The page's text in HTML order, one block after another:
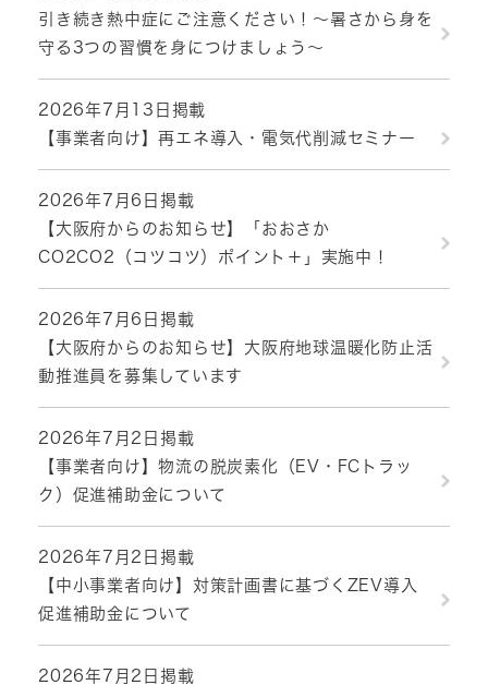
引き続き熱中症にご注意ください！～暑さから身を
守る3つの習慣を身につけましょう～
2026年7月13日掲載
【事業者向け】再エネ導入・電気代削減セミナー
2026年7月6日掲載
【大阪府からのお知らせ】「おおさか
CO2CO2（コツコツ）ポイント＋」実施中！
2026年7月6日掲載
【大阪府からのお知らせ】大阪府地球温暖化防止活
動推進員を募集しています
2026年7月2日掲載
【事業者向け】物流の脱炭素化（EV・FCトラッ
ク）促進補助金について
2026年7月2日掲載
【中小事業者向け】対策計画書に基づくZEV導入
促進補助金について
2026年7月2日掲載